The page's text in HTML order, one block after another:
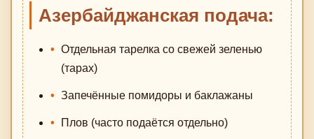
Азербайджанская подача:
Отдельная тарелка со свежей зеленью
(тарах)
Запечённые помидоры и баклажаны
Плов (часто подаётся отдельно)